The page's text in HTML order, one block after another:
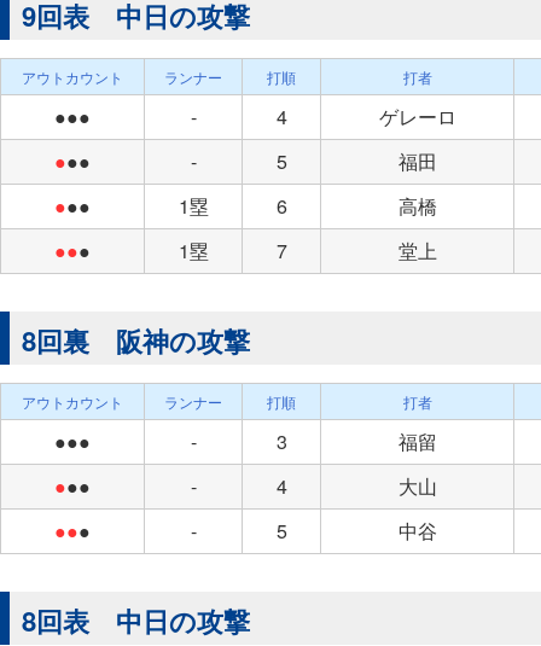
9回表 中日の攻撃
アウトカウント ランナー 打順 打者
●●● - 4
ゲレーロ
●●● - 5
福田
●●● 1塁 6
高橋
●●● 1塁 7 堂上
8回裏 阪神の攻撃
アウトカウント ランナー 打順 打者
●●● - 3
福留
●●● - 4
大山
●●● - 5 中谷
8回表 中日の攻撃